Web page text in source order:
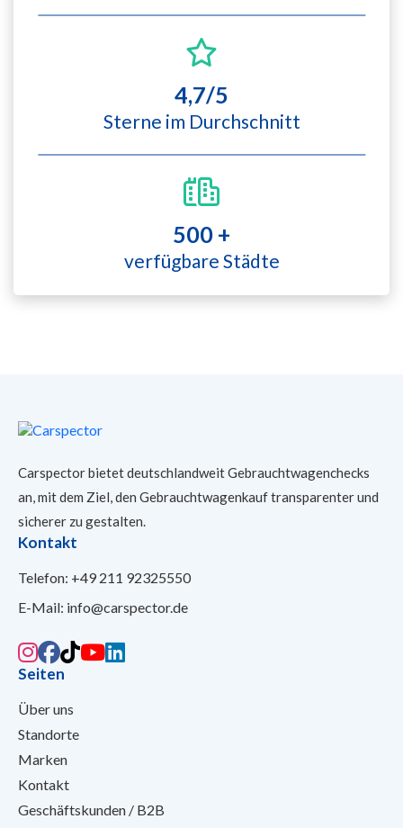
4,7/5
Sterne im Durchschnitt
500 +
verfügbare Städte
Carspector bietet deutschlandweit Gebrauchtwagenchecks
an, mit dem Ziel, den Gebrauchtwagenkauf transparenter und
sicherer zu gestalten.
Kontakt
Telefon: +49 211 92325550
E-Mail: info@carspector.de
Seiten
Über uns
Standorte
Marken
Kontakt
Geschäftskunden / B2B